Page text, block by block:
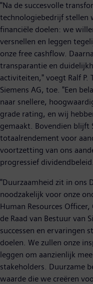
"Na de succesvolle
technologiebedrijf stellen
financiële doelen: we
versnellen en leggen
onze free cashflow.
transparantie en
activiteiten," voegt Ralf P.
Siemens AG, toe. "Een
naar snellere,
grade rating, en wij
gemaakt. Bovendien blijft
totaalrendement voor
voortzetting van ons
progressief
"Duurzaamheid zit in ons
noodzakelijk voor onze
Human Resources
de Raad van Bestuur van
successen en ervaringen
doelen. We zullen onze
leggen om aanzienlijk
stakeholders. Duurzame
waarde die we creëren